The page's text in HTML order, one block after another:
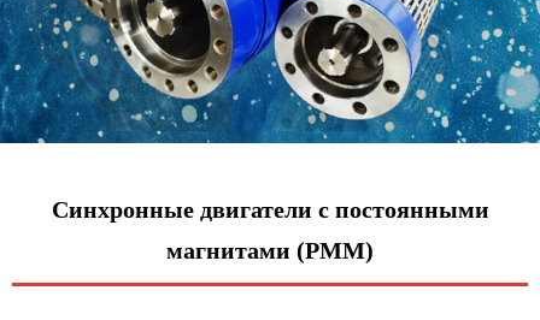
Синхронные двигатели с постоянными
магнитами (PMM)